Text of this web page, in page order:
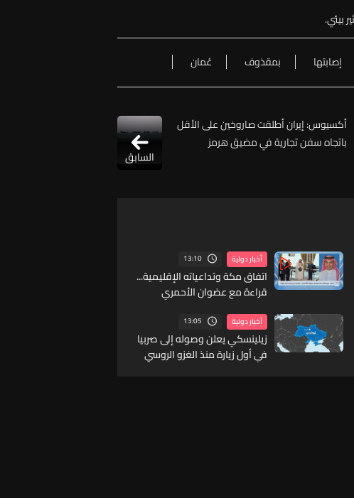
بيئي.
إصابتها بمقذوف عُمان
أكسيوس: إيران أطلقت صاروخين على الأقل
باتجاه سفن تجارية في مضيق هرمز
السابق
أخبار دولية 13:10
اتفاق مكة وتداعياته الإقليمية...
قراءة مع عضوان الأحمري
أخبار دولية 13:05
زيلينسكي يعلن وصوله إلى صربيا
في أول زيارة منذ الغزو الروسي